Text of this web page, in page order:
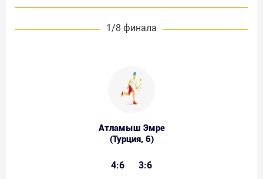
1/8 финала
Атламыш Эмре
(Турция, 6)
4:6 3:6